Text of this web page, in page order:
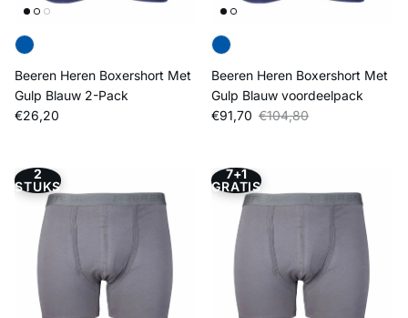
Beeren Heren Boxershort Met
Gulp Blauw 2-Pack
Reguliere prijs
€26,20
Beeren Heren Boxershort Met
Gulp Blauw voordeelpack
Verkoopprijs
€91,70 Reguliere prijs
€104,80
2
STUKS
7+1
GRATIS